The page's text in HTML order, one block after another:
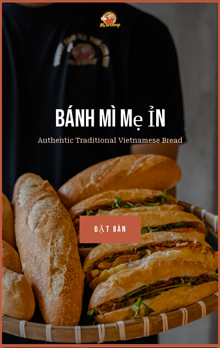
Skip
Bánh Mì Mẹ Ỉn
Authentic Traditional Vietnamese Bread
ĐẶT BÀN